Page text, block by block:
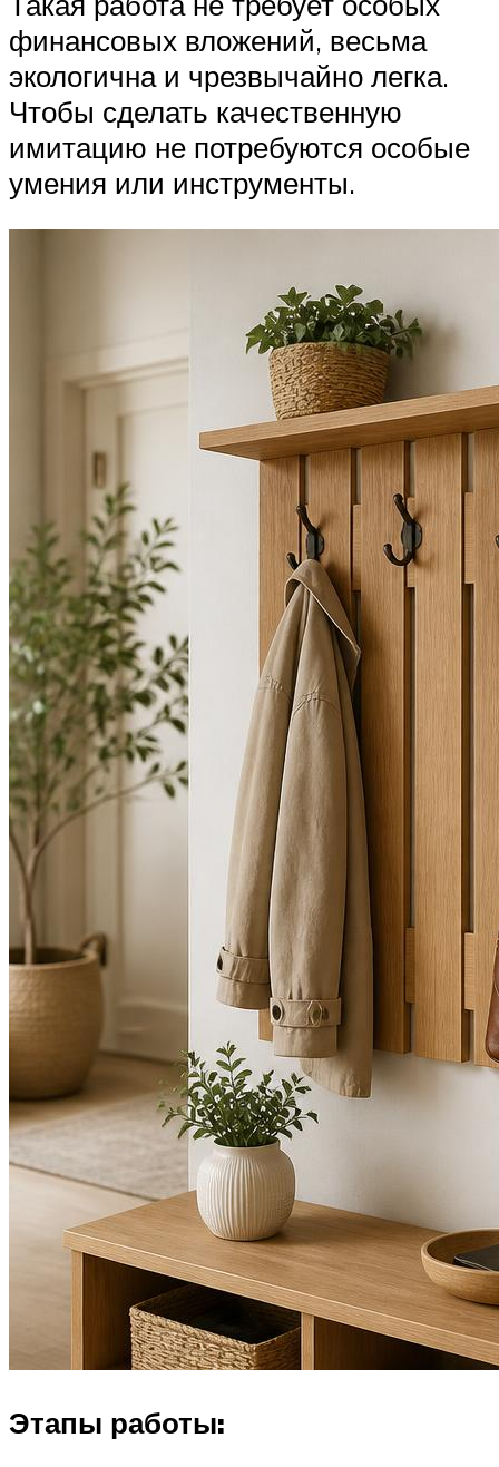
финансовых вложений, весьма
экологична и чрезвычайно легка.
Чтобы сделать качественную
имитацию не потребуются особые
умения или инструменты.
Этапы работы: